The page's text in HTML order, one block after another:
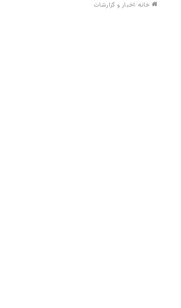
خانه/اخبار و گزارشات